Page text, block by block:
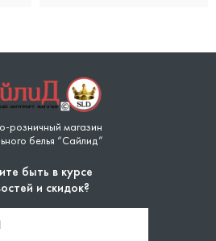
розничный магазин
белья “Сайлид”
быть в курсе
и скидок?